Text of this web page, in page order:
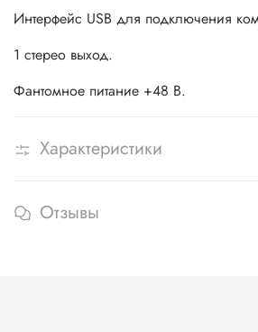
Интерфейс USB для подключения
1 стерео выход.
Фантомное питание +48 В.
Характеристики
Отзывы